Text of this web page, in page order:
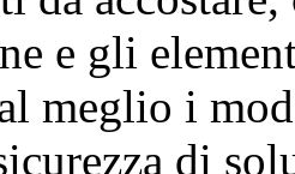
e gli
meglio i
di